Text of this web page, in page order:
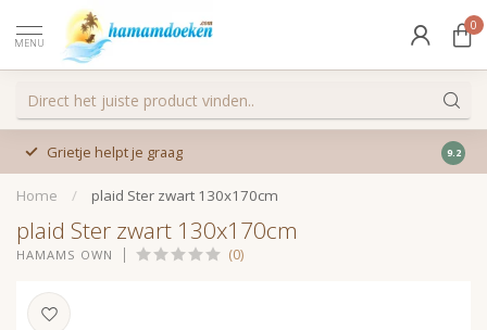
MENU
0
Grietje helpt je graag 9.2
Home / plaid Ster zwart 130x170cm
plaid Ster zwart 130x170cm
HAMAMS OWN (0)